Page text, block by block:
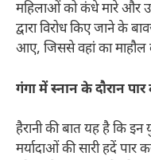
महिलाओं को कंधे मारे और
द्वारा विरोध किए जाने के
आए, जिससे वहां का माहौल
गंगा में स्नान के दौरान पार
हैरानी की बात यह है कि इन
मर्यादाओं की सारी हदें